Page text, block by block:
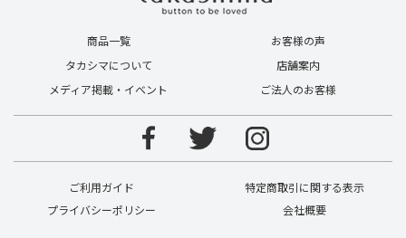
商品一覧
お客様の声
タカシマについて
店舗案内
メディア掲載・イベント
ご法人のお客様
ご利用ガイド
特定商取引に関する表示
プライバシーポリシー
会社概要